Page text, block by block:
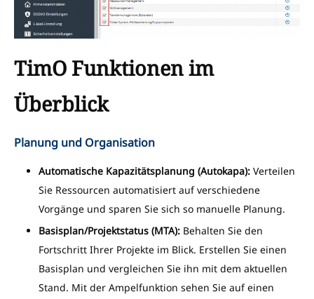
TimO Funktionen im
Überblick
Planung und Organisation
Automatische Kapazitätsplanung (Autokapa): Verteilen
Sie Ressourcen automatisiert auf verschiedene
Vorgänge und sparen Sie sich so manuelle Planung.
Basisplan/Projektstatus (MTA): Behalten Sie den
Fortschritt Ihrer Projekte im Blick. Erstellen Sie einen
Basisplan und vergleichen Sie ihn mit dem aktuellen
Stand. Mit der Ampelfunktion sehen Sie auf einen